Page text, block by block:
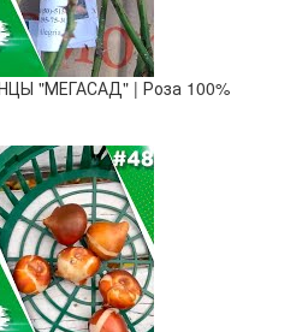
"МЕГАСАД" | Роза 100%